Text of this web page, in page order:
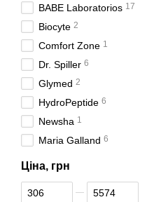
BABE Laboratorios 17
Biocyte 2
Comfort Zone 1
Dr. Spiller 6
Glymed 2
HydroPeptide 6
Newsha 1
Maria Galland 6
Ціна, грн
Від Ціна, грн
До Ціна, грн